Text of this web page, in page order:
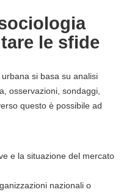
le sfide
si basa su analisi
osservazioni, sondaggi,
questo è possibile ad
e la situazione del mercato
nazionali o